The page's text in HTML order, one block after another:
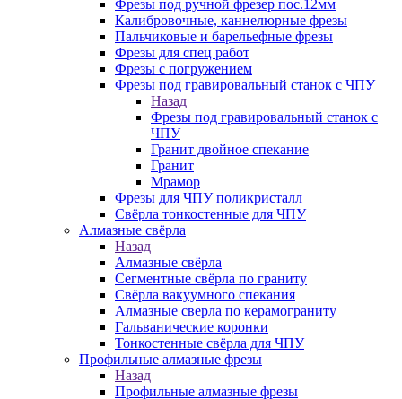
Фрезы под ручной фрезер пос.12мм
Калибровочные, каннелюрные фрезы
Пальчиковые и барельефные фрезы
Фрезы для спец работ
Фрезы с погружением
Фрезы под гравировальный станок с ЧПУ
Назад
Фрезы под гравировальный станок с
ЧПУ
Гранит двойное спекание
Гранит
Мрамор
Фрезы для ЧПУ поликристалл
Свёрла тонкостенные для ЧПУ
Алмазные свёрла
Назад
Алмазные свёрла
Сегментные свёрла по граниту
Свёрла вакуумного спекания
Алмазные сверла по керамограниту
Гальванические коронки
Тонкостенные свёрла для ЧПУ
Профильные алмазные фрезы
Назад
Профильные алмазные фрезы